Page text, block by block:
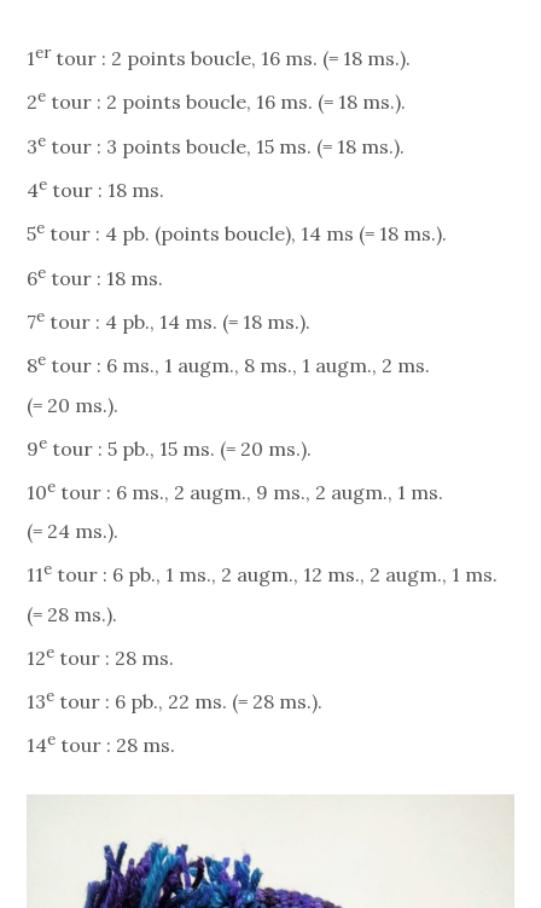
1ertour : 2 points boucle, 16 ms. (= 18 ms.).
2e tour : 2 points boucle, 16 ms. (= 18 ms.).
3e tour : 3 points boucle, 15 ms. (= 18 ms.).
4e tour : 18 ms.
5e tour : 4 pb. (points boucle), 14 ms (= 18 ms.).
6e tour : 18 ms.
7e tour : 4 pb., 14 ms. (= 18 ms.).
8e tour : 6 ms., 1 augm., 8 ms., 1 augm., 2 ms.
(= 20 ms.).
9e tour : 5 pb., 15 ms. (= 20 ms.).
10e tour : 6 ms., 2 augm., 9 ms., 2 augm., 1 ms.
(= 24 ms.).
11e tour : 6 pb., 1 ms., 2 augm., 12 ms., 2 augm., 1 ms.
(= 28 ms.).
12e tour : 28 ms.
13e tour : 6 pb., 22 ms. (= 28 ms.).
14e tour : 28 ms.